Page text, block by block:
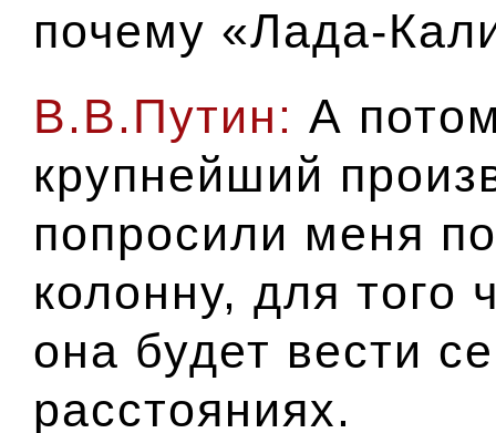
почему «Лада-
В.В.Путин: А
крупнейший
попросили меня
колонну, для того
она будет вести
расстояниях.